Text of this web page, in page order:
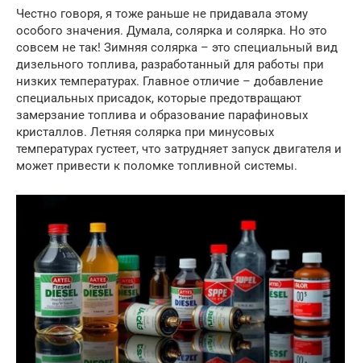
Честно говоря, я тоже раньше не придавала этому
особого значения. Думала, солярка и солярка. Но это
совсем не так! Зимняя солярка – это специальный вид
дизельного топлива, разработанный для работы при
низких температурах. Главное отличие – добавление
специальных присадок, которые предотвращают
замерзание топлива и образование парафиновых
кристаллов. Летняя солярка при минусовых
температурах густеет, что затрудняет запуск двигателя и
может привести к поломке топливной системы.